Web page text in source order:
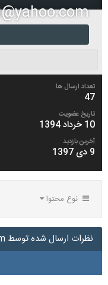
تعداد ارسال ها
47
تاریخ عضویت
10 خرداد 1394
آخرین بازدید
9 دی 1397
نوع محتوا
نظرات ارسال شده توسط amini1367mehdi@yahoo.com